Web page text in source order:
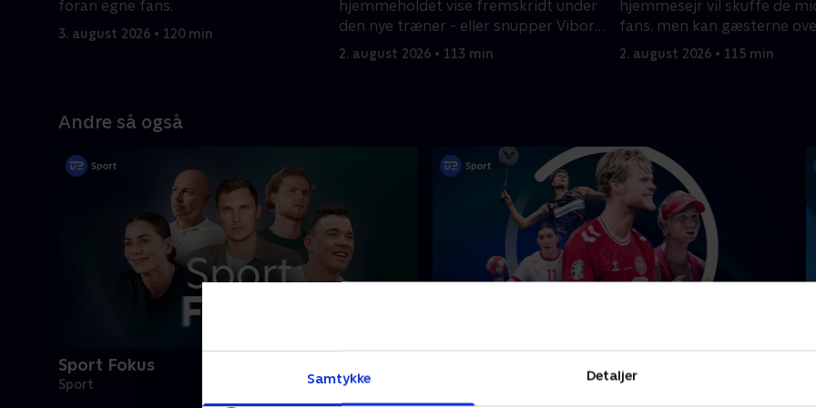
Samtykke Detaljer
foran egne fans.
3. august 2026 • 120 min
hjemmeholdet vise fremskridt under
den nye træner - eller snupper Viborg
point?
2. august 2026 • 113 min
hjemmesejr vil skuffe de
fans, men kan gæsterne
Herning?
2. august 2026 • 115 min
Andre så også
Sport Fokus
Sport